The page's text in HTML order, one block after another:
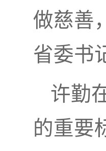
做慈善
省委书
许勤
的重要